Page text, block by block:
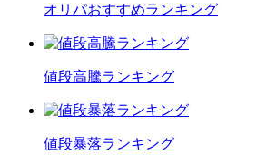
オリパおすすめランキング
値段高騰ランキング
値段暴落ランキング